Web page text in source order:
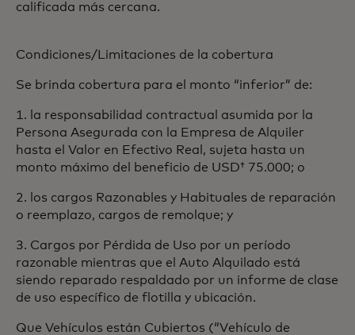
calificada más cercana.
Condiciones/Limitaciones de la cobertura
Se brinda cobertura para el monto “inferior” de:
1. la responsabilidad contractual asumida por la
Persona Asegurada con la Empresa de Alquiler
hasta el Valor en Efectivo Real, sujeta hasta un
monto máximo del beneficio de USD† 75.000; o
2. los cargos Razonables y Habituales de reparación
o reemplazo, cargos de remolque; y
3. Cargos por Pérdida de Uso por un período
razonable mientras que el Auto Alquilado está
siendo reparado respaldado por un informe de clase
de uso específico de flotilla y ubicación.
Que Vehículos están Cubiertos (“Vehículo de